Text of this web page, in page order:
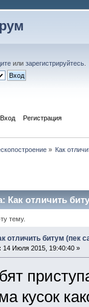
или зарегистрируйтесь
Вход Регистрация
» Как
Как отличить
тему.
отличить битум (пек
: 14 Июля 2015, 19:40:40 »
кусок